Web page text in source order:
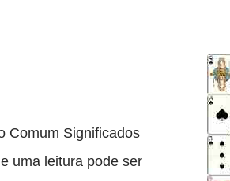
Comum Significados
uma leitura pode ser